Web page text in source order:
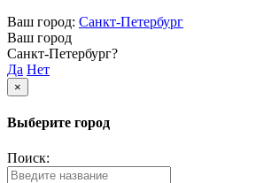
Ваш город: Санкт-Петербург
Ваш город
Санкт-Петербург?
Да Нет
×
Выберите город
Поиск: